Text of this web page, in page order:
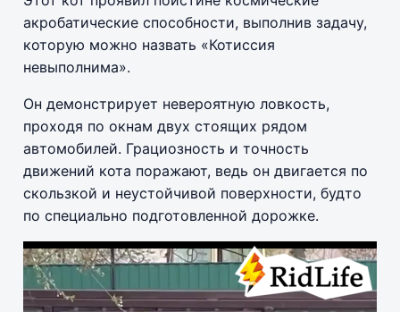
акробатические способности, выполнив задачу,
которую можно назвать «Котиссия
невыполнима».
Он демонстрирует невероятную ловкость,
проходя по окнам двух стоящих рядом
автомобилей. Грациозность и точность
движений кота поражают, ведь он двигается по
скользкой и неустойчивой поверхности, будто
по специально подготовленной дорожке.